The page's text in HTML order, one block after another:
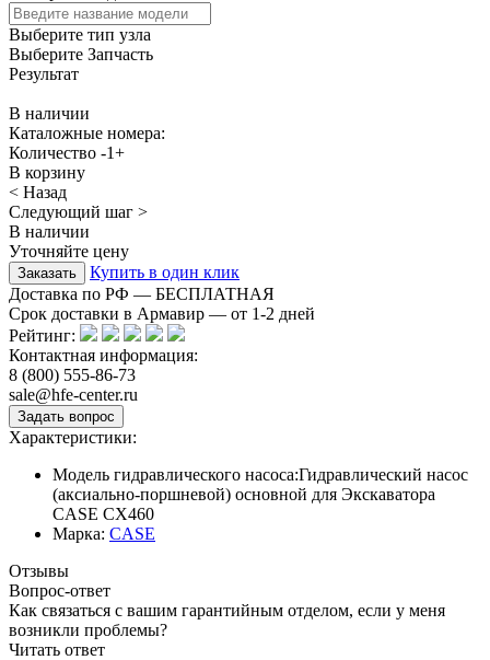
Выберите тип узла
Выберите Запчасть
Результат
В наличии
Каталожные номера:
Количество -1+
В корзину
< Назад
Следующий шаг >
В наличии
Уточняйте цену
Купить в один клик
Доставка по РФ — БЕСПЛАТНАЯ
Срок доставки в Армавир — от 1-2 дней
Рейтинг:
Контактная информация:
8 (800) 555-86-73
sale@hfe-center.ru
Характеристики:
Модель гидравлического насоса:Гидравлический насос
(аксиально-поршневой) основной для Экскаватора
CASE CX460
Марка: CASE
Отзывы
Вопрос-ответ
Как связаться с вашим гарантийным отделом, если у меня
возникли проблемы?
Читать ответ